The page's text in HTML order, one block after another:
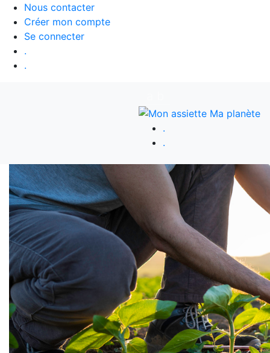
Nous contacter
Créer mon compte
Se connecter
.
.
.
.